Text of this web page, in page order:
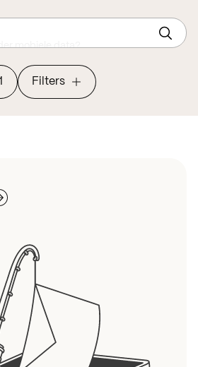
Filters